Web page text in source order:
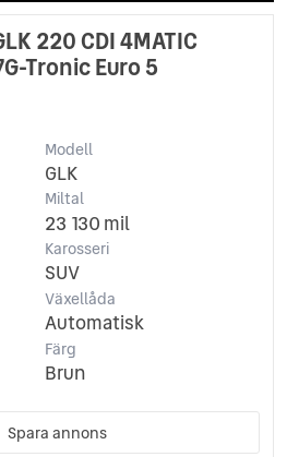
220 CDI 4MATIC
Tronic Euro 5
Modell
GLK
Miltal
23 130 mil
Karosseri
SUV
Växellåda
Automatisk
Färg
Brun
Spara annons